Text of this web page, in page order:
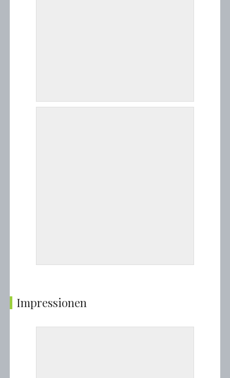
Impressionen